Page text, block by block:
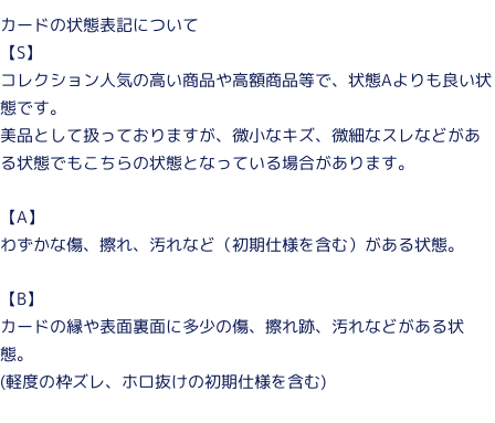
カードの状態表記について
【S】
コレクション人気の高い商品や高額商品等で、状態Aよりも良い状
態です。
美品として扱っておりますが、微小なキズ、微細なスレなどがあ
る状態でもこちらの状態となっている場合があります。
【A】
わずかな傷、擦れ、汚れなど（初期仕様を含む）がある状態。
【B】
カードの縁や表面裏面に多少の傷、擦れ跡、汚れなどがある状
態。
(軽度の枠ズレ、ホロ抜けの初期仕様を含む)